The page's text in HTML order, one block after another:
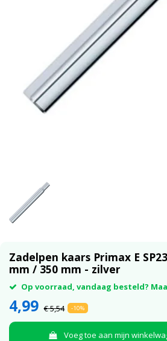
Zadelpen kaars Primax E
mm / 350 mm - zilver
Op voorraad, vandaag besteld?
4,99 € 5,54 -10%
Voeg toe aan mijn